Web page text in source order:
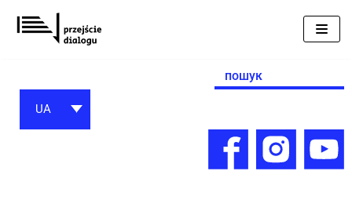
Перейти
до
Search
for:
UA